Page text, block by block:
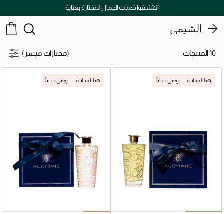
اكتشفوا خدمات الجمال المختارة بعناية
الشيمي
10 المنتجات (مختارات فيسز)
هدايا مجانية وصل حديثاً هدايا مجانية وصل حديثاً